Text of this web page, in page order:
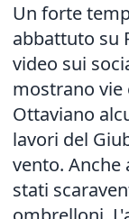
Un forte
abbattuto su
video sui
mostrano vie
Ottaviano
lavori del
vento. Anche
stati